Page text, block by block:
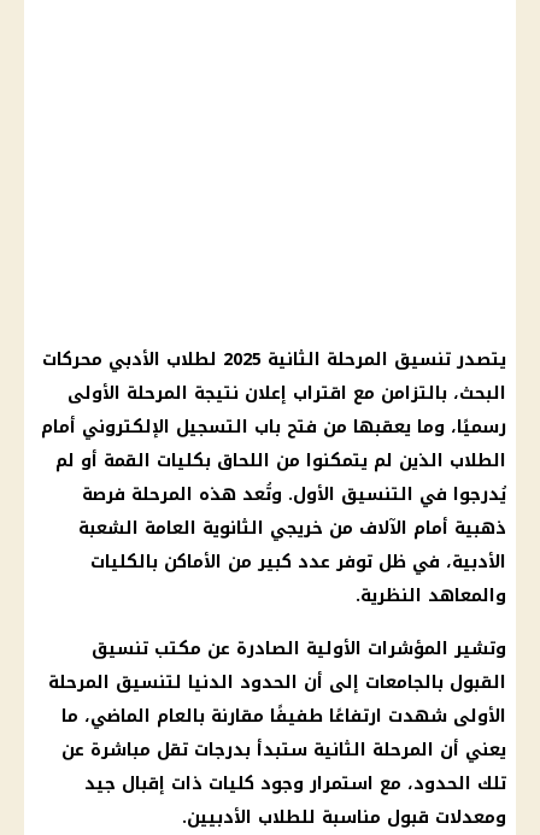
يتصدر تنسيق المرحلة الثانية 2025 لطلاب الأدبي محركات
البحث، بالتزامن مع اقتراب إعلان نتيجة المرحلة الأولى
رسميًا، وما يعقبها من فتح باب التسجيل الإلكتروني أمام
الطلاب الذين لم يتمكنوا من اللحاق بكليات القمة أو لم
يُدرجوا في التنسيق الأول. وتُعد هذه المرحلة فرصة
ذهبية أمام الآلاف من خريجي الثانوية العامة الشعبة
الأدبية، في ظل توفر عدد كبير من الأماكن بالكليات
والمعاهد النظرية.
وتشير المؤشرات الأولية الصادرة عن مكتب تنسيق
القبول بالجامعات إلى أن الحدود الدنيا لتنسيق المرحلة
الأولى شهدت ارتفاعًا طفيفًا مقارنة بالعام الماضي، ما
يعني أن المرحلة الثانية ستبدأ بدرجات تقل مباشرة عن
تلك الحدود، مع استمرار وجود كليات ذات إقبال جيد
ومعدلات قبول مناسبة للطلاب الأدبيين.